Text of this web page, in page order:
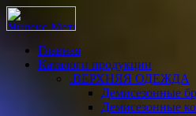
Главная
Каталоги продукции
.ВЕРХНЯЯ ОДЕЖДА
Демисезонные
Демисезонные